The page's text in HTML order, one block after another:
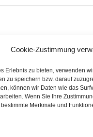
Cookie-Zustimmung
Erlebnis zu bieten, verwenden
zu speichern bzw. darauf
können wir Daten wie das
Wenn Sie Ihre
Merkmale und